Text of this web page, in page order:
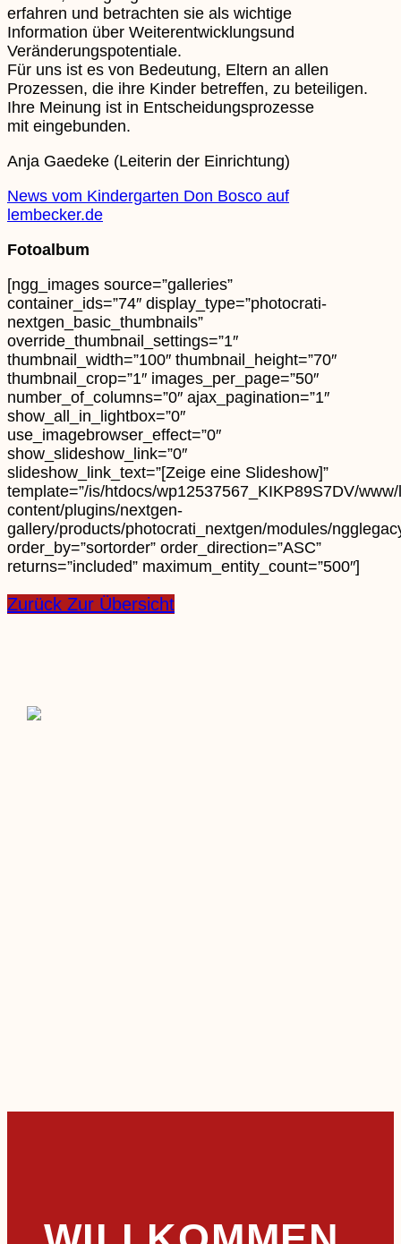
erfahren und betrachten sie als wichtige
Information über Weiterentwicklungsund
Veränderungspotentiale.
Für uns ist es von Bedeutung, Eltern an allen
Prozessen, die ihre Kinder betreffen, zu beteiligen.
Ihre Meinung ist in Entscheidungsprozesse
mit eingebunden.
Anja Gaedeke (Leiterin der Einrichtung)
News vom Kindergarten Don Bosco auf
lembecker.de
Fotoalbum
[ngg_images source=”galleries”
container_ids=”74″ display_type=”photocrati-
nextgen_basic_thumbnails”
override_thumbnail_settings=”1″
thumbnail_width=”100″ thumbnail_height=”70″
thumbnail_crop=”1″ images_per_page=”50″
number_of_columns=”0″ ajax_pagination=”1″
show_all_in_lightbox=”0″
use_imagebrowser_effect=”0″
show_slideshow_link=”0″
slideshow_link_text=”[Zeige eine Slideshow]”
template=”/is/htdocs/wp12537567_KIKP89S7DV/
content/plugins/nextgen-
gallery/products/photocrati_nextgen/modules/
order_by=”sortorder” order_direction=”ASC”
returns=”included” maximum_entity_count=”500″]
Zurück Zur Übersicht